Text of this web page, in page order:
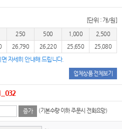
[단위 : 개/원]
250 500 1,000
2,500
26,790 26,220 25,650 25,080
자세히 안내해 드립니다.
업체상품 전체보기
증가 (기본수량 이하 주문시 전화요망)